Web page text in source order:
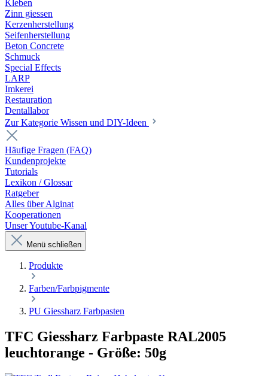
Kleben
Zinn giessen
Kerzenherstellung
Seifenherstellung
Beton Concrete
Schmuck
Special Effects
LARP
Imkerei
Restauration
Dentallabor
Zur Kategorie Wissen und DIY-Ideen
Häufige Fragen (FAQ)
Kundenprojekte
Tutorials
Lexikon / Glossar
Ratgeber
Alles über Alginat
Kooperationen
Unser Youtube-Kanal
Menü schließen
Produkte
Farben/Farbpigmente
PU Giessharz Farbpasten
TFC Giessharz Farbpaste RAL2005
leuchtorange - Größe: 50g